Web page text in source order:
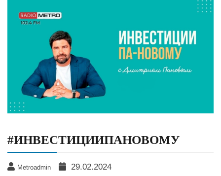
#ИНВЕСТИЦИИПАНОВОМУ
Metroadmin 29.02.2024